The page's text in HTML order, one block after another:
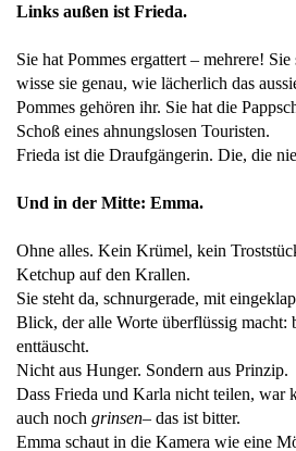
Links außen ist Frieda.
Sie hat Pommes ergattert – mehrere!
wisse sie genau, wie lächerlich das
Pommes gehören ihr. Sie hat die
Schoß eines ahnungslosen Touristen.
Frieda ist die Draufgängerin. Die, die
Und in der Mitte: Emma.
Ohne alles. Kein Krümel, kein
Ketchup auf den Krallen.
Sie steht da, schnurgerade, mit
Blick, der alle Worte überflüssig macht:
enttäuscht.
Nicht aus Hunger. Sondern aus Prinzip.
Dass Frieda und Karla nicht teilen, war
auch noch grinsen– das ist bitter.
Emma schaut in die Kamera wie eine